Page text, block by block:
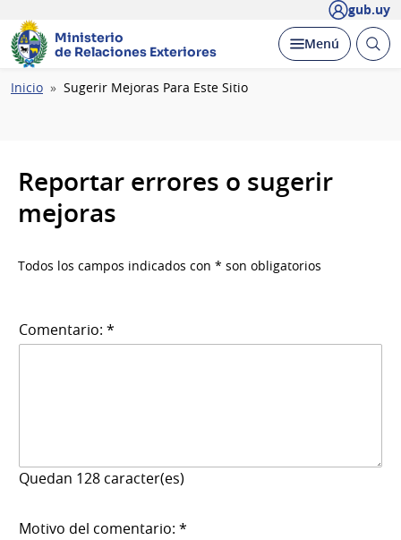
gub.uy
Ministerio
de Relaciones Exteriores
Desplegar
Menú Abrir
Ruta
Inicio Sugerir Mejoras Para Este Sitio
Reportar errores o sugerir
mejoras
Todos los campos indicados con * son obligatorios
Comentario: *
Quedan 128 caracter(es)
Motivo del comentario: *